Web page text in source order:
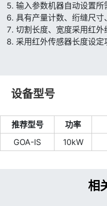
输入参数机器自动设置所
具有产量计数、绗缝尺寸
切割长度、宽度采用红外
采用红外传感器长度设定
设备型号
推荐型号 功率
GOA-IS
10kW
相